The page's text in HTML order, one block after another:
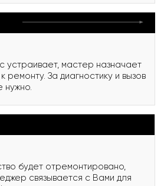
устраивает, мастер назначает
ремонту. За диагностику и вызов
нужно.
будет отремонтировано,
связывается с Вами для